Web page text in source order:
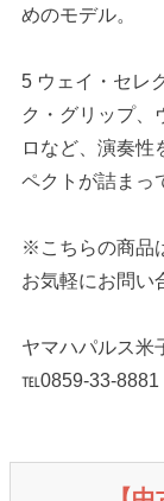
めのモデル。
5 ウェイ・セレ
ク・グリップ、
ロなど、演奏性
ペクトが詰まっ
※こちらの商品
お気軽にお問い
ヤマハパルス米
℡0859-33-